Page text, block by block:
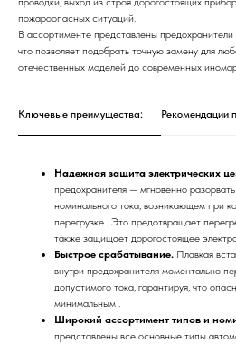
пожароопасных ситуаций.
В ассортименте представлены
что позволяет подобрать точную замену для
отечественных моделей до современных
Ключевые преимущества: Рекомендации
Надежная защита электрических
предохранителя — мгновенно
номинального тока, возникающем при
перегрузке . Это предотвращает
также защищает дорогостоящее
Быстрое срабатывание. Плавкая
внутри предохранителя моментально
допустимого тока, гарантируя, что
минимальным .
Широкий ассортимент типов и
представлены все основные типы